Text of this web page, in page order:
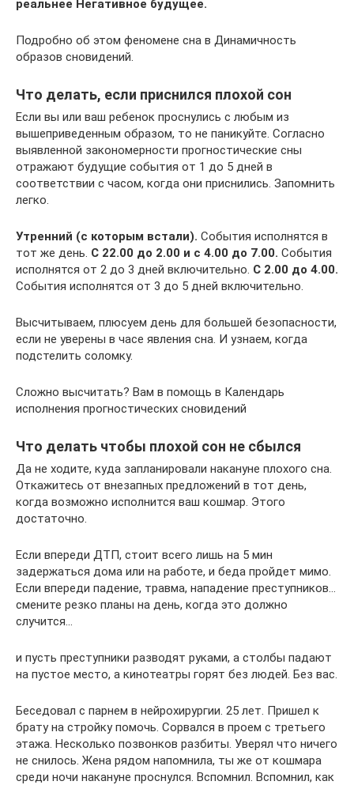
реальнее Негативное будущее.
Подробно об этом феномене сна в Динамичность
образов сновидений.
Что делать, если приснился плохой сон
Если вы или ваш ребенок проснулись с любым из
вышеприведенным образом, то не паникуйте. Согласно
выявленной закономерности прогностические сны
отражают будущие события от 1 до 5 дней в
соответствии с часом, когда они приснились. Запомнить
легко.
Утренний (с которым встали). События исполнятся в
тот же день. С 22.00 до 2.00 и с 4.00 до 7.00. События
исполнятся от 2 до 3 дней включительно. С 2.00 до 4.00.
События исполнятся от 3 до 5 дней включительно.
Высчитываем, плюсуем день для большей безопасности,
если не уверены в часе явления сна. И узнаем, когда
подстелить соломку.
Сложно высчитать? Вам в помощь в Календарь
исполнения прогностических сновидений
Что делать чтобы плохой сон не сбылся
Да не ходите, куда запланировали накануне плохого сна.
Откажитесь от внезапных предложений в тот день,
когда возможно исполнится ваш кошмар. Этого
достаточно.
Если впереди ДТП, стоит всего лишь на 5 мин
задержаться дома или на работе, и беда пройдет мимо.
Если впереди падение, травма, нападение преступников…
смените резко планы на день, когда это должно
случится…
и пусть преступники разводят руками, а столбы падают
на пустое место, а кинотеатры горят без людей. Без вас.
Беседовал с парнем в нейрохирургии. 25 лет. Пришел к
брату на стройку помочь. Сорвался в проем с третьего
этажа. Несколько позвонков разбиты. Уверял что ничего
не снилось. Жена рядом напомнила, ты же от кошмара
среди ночи накануне проснулся. Вспомнил. Вспомнил, как